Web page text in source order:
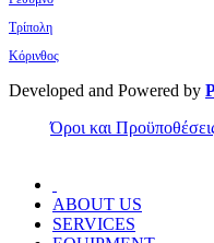
Τρίπολη
Κόρινθος
Developed and Powered by
Όροι και
ABOUT US
SERVICES